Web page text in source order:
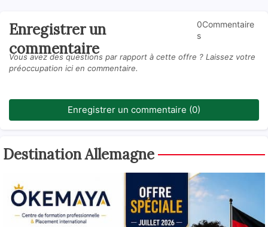
Enregistrer un
commentaire
0Commentaire
s
Vous avez des questions par rapport à cette offre ? Laissez votre
préoccupation ici en commentaire.
Enregistrer un commentaire (0)
Destination Allemagne